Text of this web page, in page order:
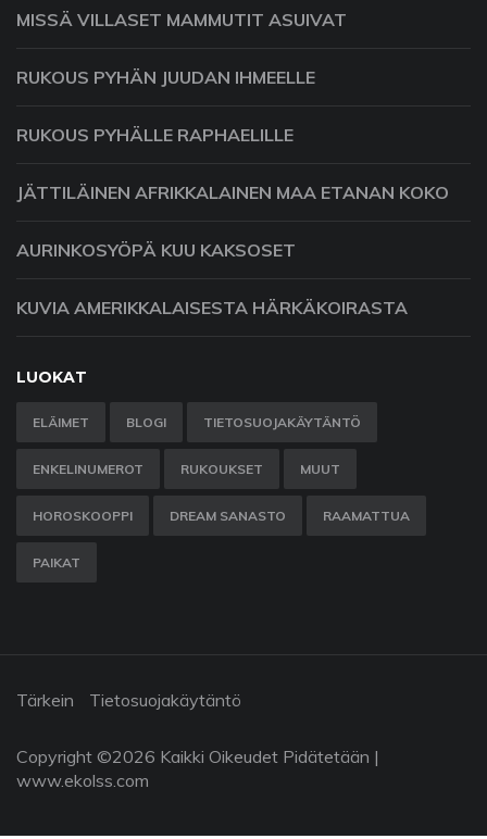
MISSÄ VILLASET MAMMUTIT ASUIVAT
RUKOUS PYHÄN JUUDAN IHMEELLE
RUKOUS PYHÄLLE RAPHAELILLE
JÄTTILÄINEN AFRIKKALAINEN MAA ETANAN KOKO
AURINKOSYÖPÄ KUU KAKSOSET
KUVIA AMERIKKALAISESTA HÄRKÄKOIRASTA
LUOKAT
ELÄIMET BLOGI TIETOSUOJAKÄYTÄNTÖ
ENKELINUMEROT RUKOUKSET MUUT
HOROSKOOPPI DREAM SANASTO RAAMATTUA
PAIKAT
Tärkein Tietosuojakäytäntö
Copyright ©2026 Kaikki Oikeudet Pidätetään |
www.ekolss.com